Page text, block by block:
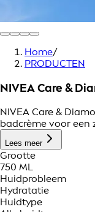
Home/
PRODUCTEN
NIVEA Care &
NIVEA Care &
badcrème voor een
Lees meer
Grootte
750 ML
Huidprobleem
Hydratatie
Huidtype